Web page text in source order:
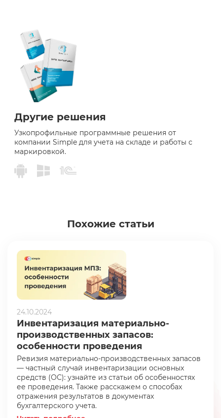
Другие решения
Узкопрофильные программные решения от
компании Simple для учета на складе и работы с
маркировкой.
Похожие статьи
24.10.2024
Инвентаризация материально-
производственных запасов:
особенности проведения
Ревизия материально-производственных запасов
— частный случай инвентаризации основных
средств (ОС): узнайте из статьи об особенностях
ее проведения. Также расскажем о способах
отражения результатов в документах
бухгалтерского учета.